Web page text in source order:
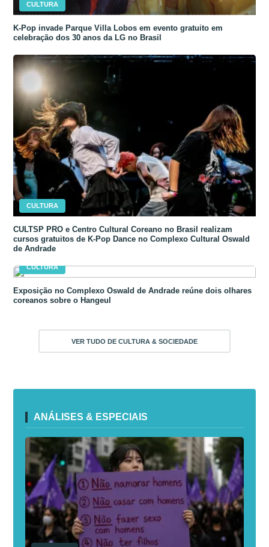
CULTURA
K-Pop invade Parque Villa Lobos em evento gratuito em
celebração dos 30 anos da LG no Brasil
CULTURA
CULTSP PRO e Centro Cultural Coreano no Brasil realizam
cursos gratuitos de K-Pop Dance no Complexo Cultural Oswald
de Andrade
CULTURA
Exposição no Complexo Oswald de Andrade reúne dois olhares
coreanos sobre o Hangeul
VER TUDO DE CULTURA & SOCIEDADE
ANÁLISES & ESPECIAIS